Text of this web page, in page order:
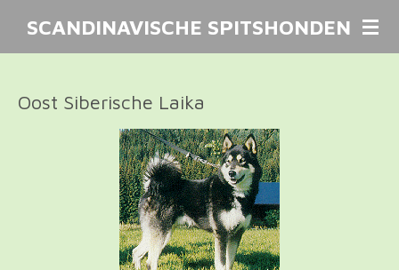
SCANDINAVISCHE SPITSHONDEN
Oost Siberische Laika